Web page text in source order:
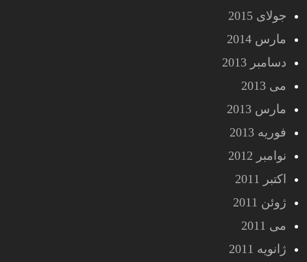
جولای 2015
مارس 2014
دسامبر 2013
می 2013
مارس 2013
فوریه 2013
نوامبر 2012
اکتبر 2011
ژوئن 2011
می 2011
ژانویه 2011